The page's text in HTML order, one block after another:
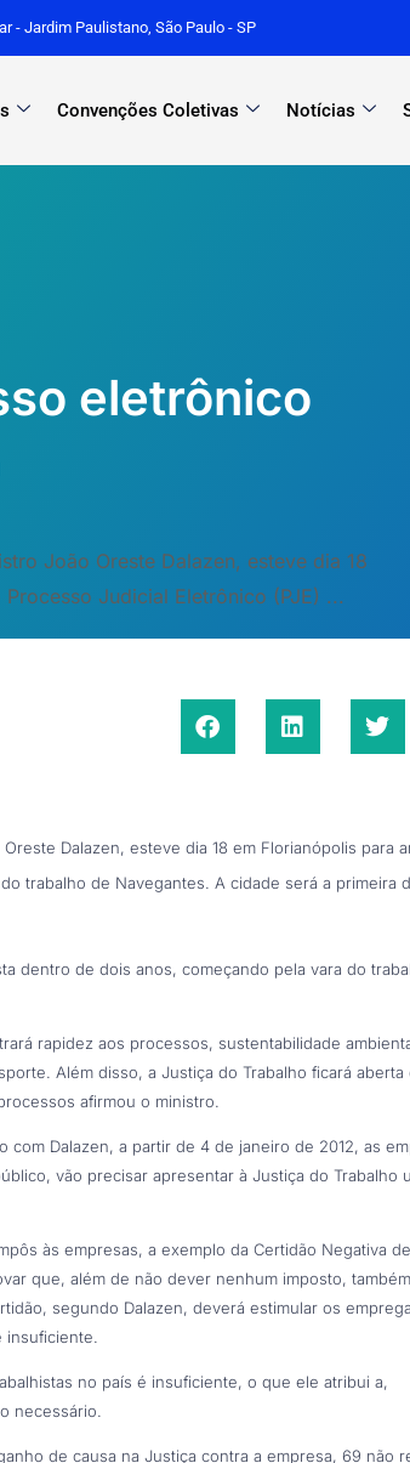
- Jardim Paulistano, São Paulo - SP
Convenções Coletivas Notícias
eletrônico
João Oreste Dalazen, esteve dia 18
Judicial Eletrônico (PJE) ...
Dalazen, esteve dia 18 em Florianópolis para
trabalho de Navegantes. A cidade será a primeira
dentro de dois anos, começando pela vara do
rapidez aos processos, sustentabilidade
Além disso, a Justiça do Trabalho ficará aberta
afirmou o ministro.
Dalazen, a partir de 4 de janeiro de 2012, as
vão precisar apresentar à Justiça do Trabalho
às empresas, a exemplo da Certidão Negativa
que, além de não dever nenhum imposto,
segundo Dalazen, deverá estimular os
insuficiente.
no país é insuficiente, o que ele atribui a,
necessário.
de causa na Justiça contra a empresa, 69 não